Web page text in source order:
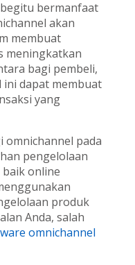
bermanfaat
akan
membuat
meningkatkan
bagi pembeli,
ini dapat membuat
yang
omnichannel pada
pengelolaan
online
produk
Anda, salah
omnichannel